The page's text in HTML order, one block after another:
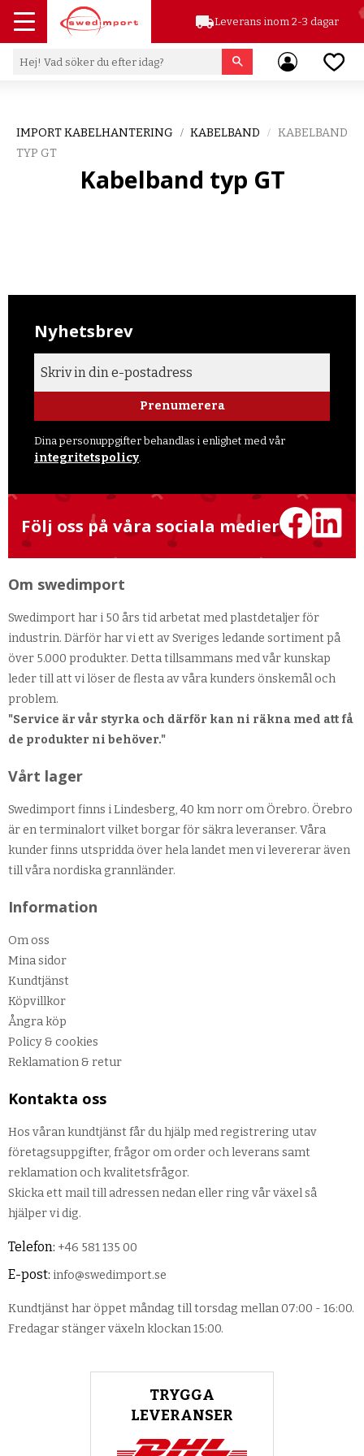
Meny
local_shippingLeverans inom 2-3 dagar
IMPORT KABELHANTERING KABELBAND
KABELBAND
TYP GT
Kabelband typ GT
Nyhetsbrev
Prenumerera
Dina personuppgifter behandlas i enlighet med vår
integritetspolicy
Följ oss på våra sociala medier
Om swedimport
Swedimport har i 50 års tid arbetat med plastdetaljer för
industrin. Därför har vi ett av Sveriges ledande sortiment på
över 5.000 produkter. Detta tillsammans med vår kunskap
leder till att vi löser de flesta av våra kunders önskemål och
problem.
"Service är vår styrka och därför kan ni räkna med att få
de produkter ni behöver."
Vårt lager
Swedimport finns i Lindesberg, 40 km norr om Örebro. Örebro
är en terminalort vilket borgar för säkra leveranser. Våra
kunder finns utspridda över hela landet men vi levererar även
till våra nordiska grannländer.
Information
Om oss
Mina sidor
Kundtjänst
Köpvillkor
Ångra köp
Policy & cookies
Reklamation & retur
Kontakta oss
Hos våran kundtjänst får du hjälp med registrering utav
företagsuppgifter, frågor om order och leverans samt
reklamation och kvalitetsfrågor.
Skicka ett mail till adressen nedan eller ring vår växel så
hjälper vi dig.
Telefon: +46 581 135 00
E-post: info@swedimport.se
Kundtjänst har öppet måndag till torsdag mellan 07:00 - 16:00.
Fredagar stänger växeln klockan 15:00.
TRYGGA
LEVERANSER